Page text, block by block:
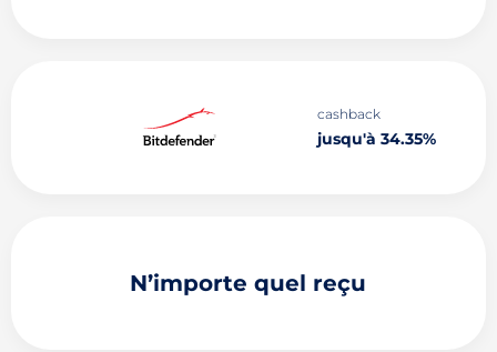
cashback
jusqu'à 34.35%
N’importe quel reçu